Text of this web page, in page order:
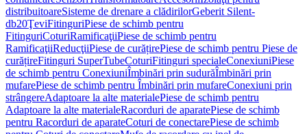
distribuitoareSisteme de drenare a clădirilorGeberit Silent-
db20ŢeviFitinguriPiese de schimb pentru
FitinguriCoturiRamificaţiiPiese de schimb pentru
RamificaţiiReducţiiPiese de curățirePiese de schimb pentru Piese de
curățireFitinguri SuperTubeCoturiFitinguri specialeConexiuniPiese
de schimb pentru ConexiuniÎmbinări prin sudurăÎmbinări prin
mufarePiese de schimb pentru Îmbinări prin mufareConexiuni prin
strângereAdaptoare la alte materialePiese de schimb pentru
Adaptoare la alte materialeRacorduri de aparatePiese de schimb
pentru Racorduri de aparateCoturi de conectarePiese de schimb